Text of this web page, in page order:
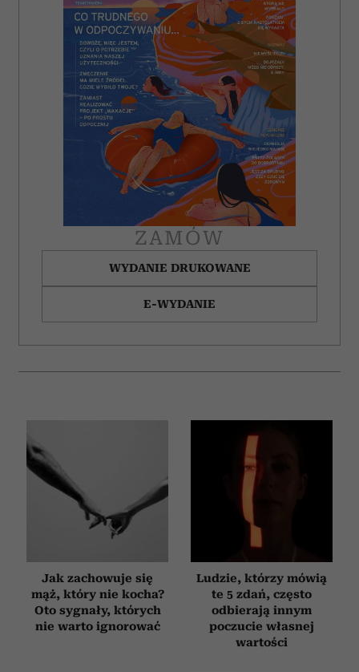
ZAMÓW
WYDANIE DRUKOWANE
E-WYDANIE
Jak zachowuje się
mąż, który nie kocha?
Oto sygnały, których
nie warto ignorować
Ludzie, którzy mówią
te 5 zdań, często
odbierają innym
poczucie własnej
wartości